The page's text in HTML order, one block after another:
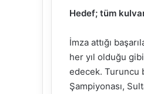
Hedef; tüm
İmza attığı
her yıl olduğu
edecek. Turuncu
Şampiyonası,